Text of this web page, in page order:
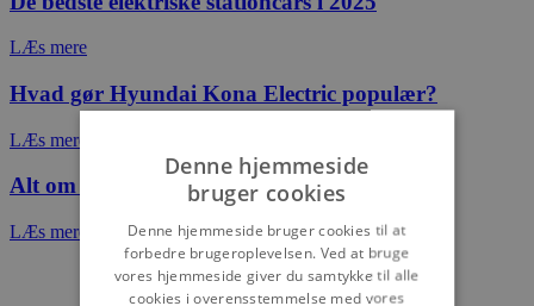
LÆs mere
Hvad gør Hyundai Kona Electric populær?
LÆs mere
Alt om de nyeste opdateringer til Tesla i 2024
LÆs mere
Denne hjemmeside
bruger cookies
Denne hjemmeside bruger cookies til at
forbedre brugeroplevelsen. Ved at bruge
vores hjemmeside giver du samtykke til alle
cookies i overensstemmelse med vores